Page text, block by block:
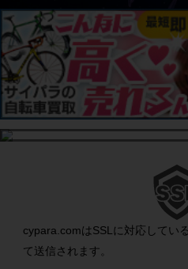
cypara.comはSSLに対応してい
て送信されます。